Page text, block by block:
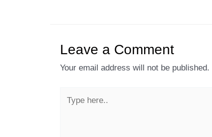
Leave a Comment
Your email address will not be published.